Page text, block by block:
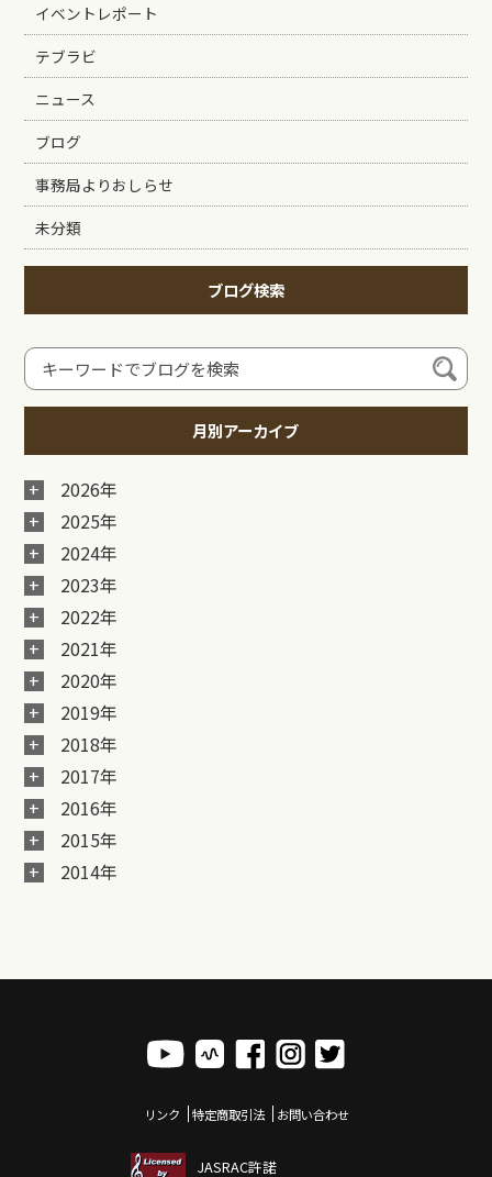
イベントレポート
テブラビ
ニュース
ブログ
事務局よりおしらせ
未分類
ブログ検索
月別アーカイブ
2026年
2025年
2024年
2023年
2022年
2021年
2020年
2019年
2018年
2017年
2016年
2015年
2014年
リンク 特定商取引法 お問い合わせ
JASRAC許諾